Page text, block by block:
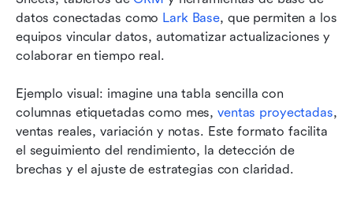
datos conectadas como Lark Base, que permiten a los
equipos vincular datos, automatizar actualizaciones y
colaborar en tiempo real.
Ejemplo visual: imagine una tabla sencilla con
columnas etiquetadas como mes, ventas proyectadas,
ventas reales, variación y notas. Este formato facilita
el seguimiento del rendimiento, la detección de
brechas y el ajuste de estrategias con claridad.